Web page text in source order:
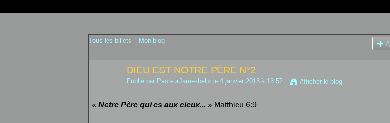
Tous les billets Mon blog
DIEU EST NOTRE PÈRE N°2
Publié par PasteurJamesbelix le 4 janvier 2013 à 13:57 Afficher le blog
« Notre Père qui es aux cieux... » Matthieu 6:9